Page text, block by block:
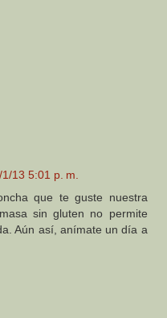
1/13 5:01 p. m.
que te guste nuestra
sin gluten no permite
Aún así, anímate un día a